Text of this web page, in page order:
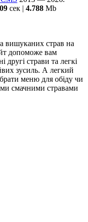
сек | 4.788 Mb
вишуканих страв на
допоможе вам
другі страви та легкі
зусиль. А легкий
меню для обіду чи
смачними стравами